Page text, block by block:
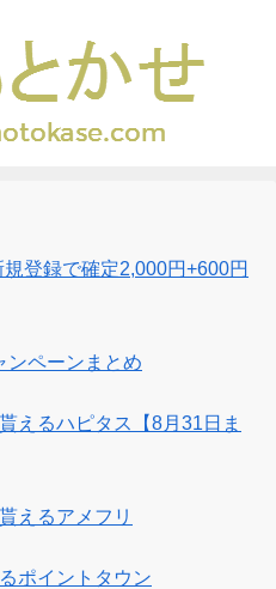
登録で確定2,000円+600円
ンペーンまとめ
えるハピタス【8月31日ま
えるアメフリ
ポイントタウン